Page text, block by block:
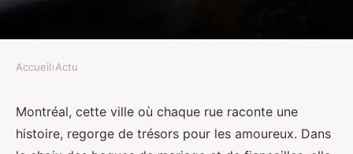
Comment dénicher les plus
belles bagues de mariage et de
Accueil›Actu
Montréal, cette ville où chaque rue raconte une
histoire, regorge de trésors pour les amoureux. Dans